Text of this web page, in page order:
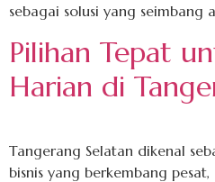
sebagai solusi yang seimbang
Pilihan Tepat
Harian di
Tangerang Selatan dikenal
bisnis yang berkembang